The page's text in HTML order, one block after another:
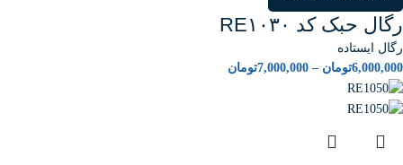
رگال حبک کد RE۱۰۳۰
رگال ایستاده
6,000,000تومان –
7,000,000تومان